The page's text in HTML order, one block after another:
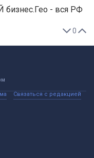
- вся РФ
0
Связаться с редакцией